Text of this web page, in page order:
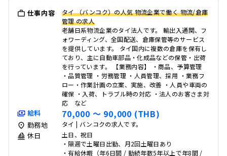
仕事内容
タイ （バンコク）の人気 物流企業で働く 物流/倉庫
管理 の求人
老舗日系物流企業のタイ法人です。 輸出入通関、フ
ォワーディング、全国配送、倉庫保管等のサービス
を提供しています。 タイ国内に複数の倉庫を保有し
ており、主に自動車部品・化成品などの保管・出荷
を行っています。 【業務内容】 ・商品、予算管理
・品質管理 ・労務管理 ・人員管理、採用 ・業務フ
ロー・作業計画の立案、実施、改善 ・人員や車両の
確保 ・入荷、トラブル時の対応 ・法人のお客さま対
応 など
給料 70,000 〜 90,000 (THB)
勤務地 タイ | バンコクの求人です。
休日
土日、祝日
・隔週で土曜日出勤、月2回土曜日あり
・有給休暇（年6日間 / 勤続年数5年以上で年8間 /